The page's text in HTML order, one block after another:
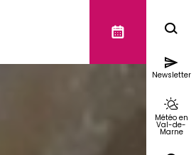
Newsletter
Météo en
Val-de-
Marne